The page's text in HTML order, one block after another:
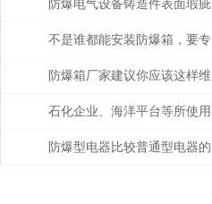
爆的差别
防爆电气设备铸造件表面瑕疵
修复
不是谁都能安装防爆箱，要专
业人士才行
防爆箱厂家建议你应该这样维
护防爆类产品！
石化企业、海洋平台等所使用
的防爆电气设备注意事项
防爆型电器比较普通型电器的